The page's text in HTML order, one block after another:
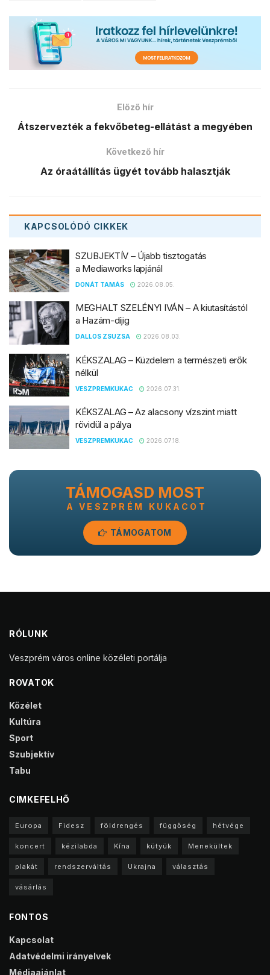
Előző hír
Átszervezték a fekvőbeteg-ellátást a megyében
Következő hír
Az óraátállítás ügyét tovább halasztják
KAPCSOLÓDÓ CIKKEK
SZUBJEKTÍV – Újabb tisztogatás
a Mediaworks lapjánál
DONÁT TAMÁS 2026.08.05.
MEGHALT SZELÉNYI IVÁN – A kiutasítástól
a Hazám-díjig
DALLOS ZSUZSA 2026.08.03.
KÉKSZALAG – Küzdelem a természeti erők
nélkül
VESZPREMKUKAC 2026.07.31.
KÉKSZALAG – Az alacsony vízszint miatt
rövidül a pálya
VESZPREMKUKAC 2026.07.18.
TÁMOGASD MOST
A VESZPRÉM KUKACOT
TÁMOGATOM
RÓLUNK
Veszprém város online közéleti portálja
ROVATOK
Közélet
Kultúra
Sport
Szubjektív
Tabu
CIMKEFELHŐ
Europa Fidesz földrengés függőség hétvége
koncert kézilabda Kína kütyük Menekültek
plakát rendszerváltás Ukrajna választás
vásárlás
FONTOS
Kapcsolat
Adatvédelmi irányelvek
Médiaajánlat